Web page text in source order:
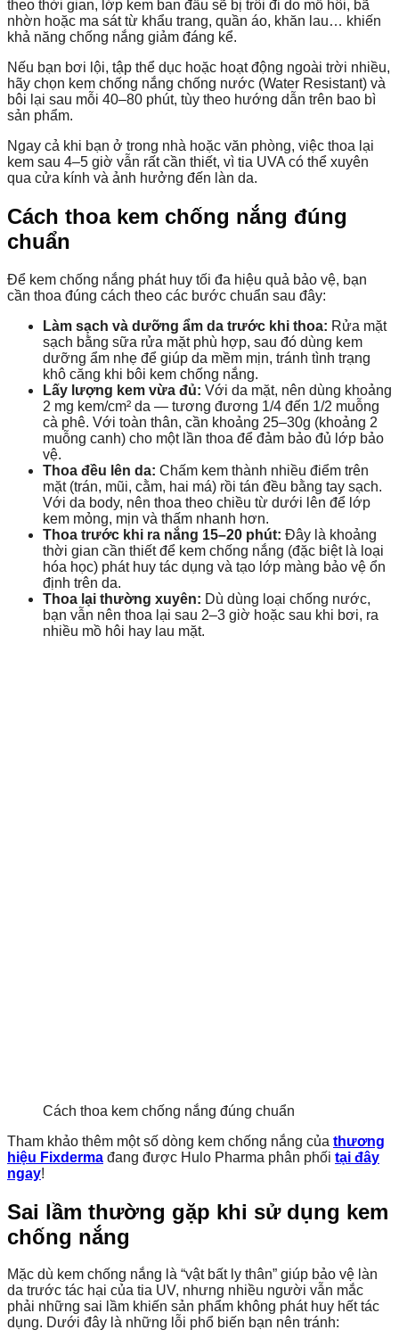
theo thời gian, lớp kem ban đầu sẽ bị trôi đi do mồ hôi, bã
nhờn hoặc ma sát từ khẩu trang, quần áo, khăn lau… khiến
khả năng chống nắng giảm đáng kể.
Nếu bạn bơi lội, tập thể dục hoặc hoạt động ngoài trời nhiều,
hãy chọn kem chống nắng chống nước (Water Resistant) và
bôi lại sau mỗi 40–80 phút, tùy theo hướng dẫn trên bao bì
sản phẩm.
Ngay cả khi bạn ở trong nhà hoặc văn phòng, việc thoa lại
kem sau 4–5 giờ vẫn rất cần thiết, vì tia UVA có thể xuyên
qua cửa kính và ảnh hưởng đến làn da.
Cách thoa kem chống nắng đúng
chuẩn
Để kem chống nắng phát huy tối đa hiệu quả bảo vệ, bạn
cần thoa đúng cách theo các bước chuẩn sau đây:
Làm sạch và dưỡng ẩm da trước khi thoa: Rửa mặt
sạch bằng sữa rửa mặt phù hợp, sau đó dùng kem
dưỡng ẩm nhẹ để giúp da mềm mịn, tránh tình trạng
khô căng khi bôi kem chống nắng.
Lấy lượng kem vừa đủ: Với da mặt, nên dùng khoảng
2 mg kem/cm² da — tương đương 1/4 đến 1/2 muỗng
cà phê. Với toàn thân, cần khoảng 25–30g (khoảng 2
muỗng canh) cho một lần thoa để đảm bảo đủ lớp bảo
vệ.
Thoa đều lên da: Chấm kem thành nhiều điểm trên
mặt (trán, mũi, cằm, hai má) rồi tán đều bằng tay sạch.
Với da body, nên thoa theo chiều từ dưới lên để lớp
kem mỏng, mịn và thấm nhanh hơn.
Thoa trước khi ra nắng 15–20 phút: Đây là khoảng
thời gian cần thiết để kem chống nắng (đặc biệt là loại
hóa học) phát huy tác dụng và tạo lớp màng bảo vệ ổn
định trên da.
Thoa lại thường xuyên: Dù dùng loại chống nước,
bạn vẫn nên thoa lại sau 2–3 giờ hoặc sau khi bơi, ra
nhiều mồ hôi hay lau mặt.
Cách thoa kem chống nắng đúng chuẩn
Tham khảo thêm một số dòng kem chống nắng của thương
hiệu Fixderma đang được Hulo Pharma phân phối tại đây
ngay!
Sai lầm thường gặp khi sử dụng kem
chống nắng
Mặc dù kem chống nắng là “vật bất ly thân” giúp bảo vệ làn
da trước tác hại của tia UV, nhưng nhiều người vẫn mắc
phải những sai lầm khiến sản phẩm không phát huy hết tác
dụng. Dưới đây là những lỗi phổ biến bạn nên tránh: